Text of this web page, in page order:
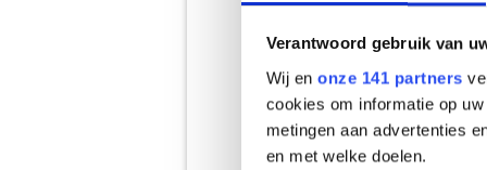
Verantwoord gebruik van
Wij en onze 141 partners
cookies om informatie op
metingen aan advertenties
en met welke doelen.
Het
bekeken
een snel
Wat
na al deze